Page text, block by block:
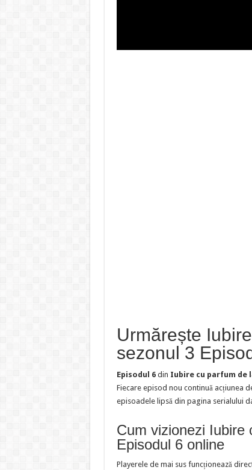
Urmărește
sezonul 3
Episodul 6din Iubire cu parfum de
Fiecare episod nou continuă acțiunea
episoadele lipsă din pagina serialului
Cum vizionezi Iubire
Episodul 6 online
Playerele de mai sus funcționează